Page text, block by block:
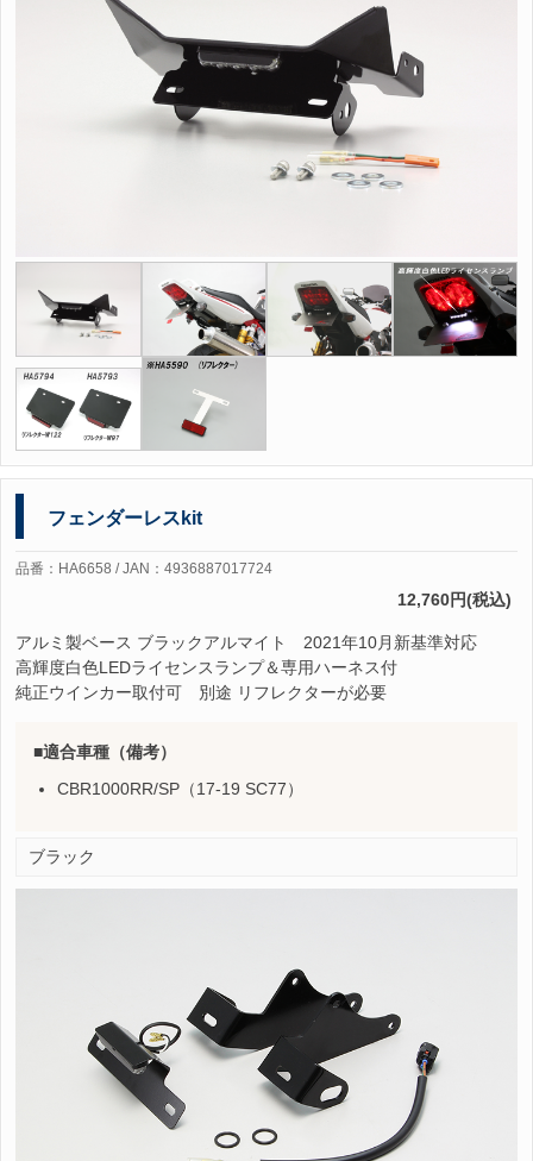
フェンダーレスkit
品番：HA6658 / JAN：4936887017724
12,760円(税込)
アルミ製ベース ブラックアルマイト 2021年10月新基準対応
高輝度白色LEDライセンスランプ＆専用ハーネス付
純正ウインカー取付可 別途 リフレクターが必要
適合車種（備考）
CBR1000RR/SP（17-19 SC77）
ブラック